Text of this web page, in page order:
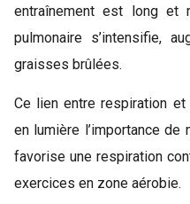
entraînement est long et
pulmonaire s’intensifie,
graisses brûlées.
Ce lien entre respiration
en lumière l’importance de
favorise une respiration
exercices en zone aérobie.